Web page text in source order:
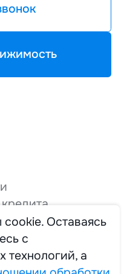
документации
cookie. Оставаясь
с
технологий, а